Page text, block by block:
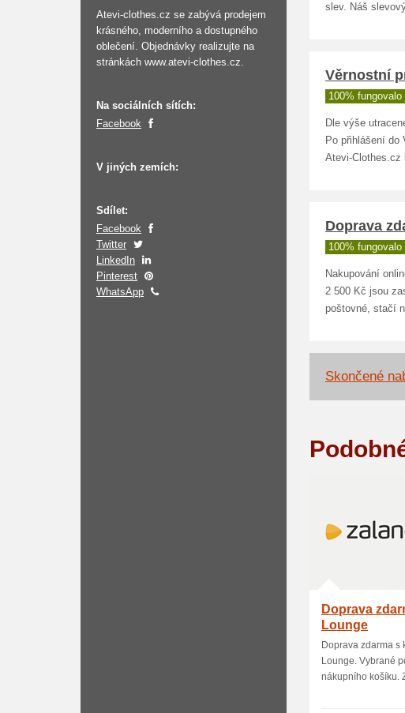
Atevi-clothes.cz se zabývá prodejem
krásného, moderního a dostupného
oblečení. Objednávky realizujte na
stránkách www.atevi-clothes.cz.
Na sociálních sítích:
Facebook
V jiných zemích:
Sdílet:
Facebook
Twitter
LinkedIn
Pinterest
WhatsApp
slev. Náš
Věrnostní
100% fungovalo
Dle výše
Po přihlášení
Atevi-Clothes.cz
Doprava
100% fungovalo
Nakupování
2 500 Kč jsou
poštovné, stačí
Skončené
Doprava
Lounge
Doprava zdarma s
Lounge. Vybrané
nákupního košíku.